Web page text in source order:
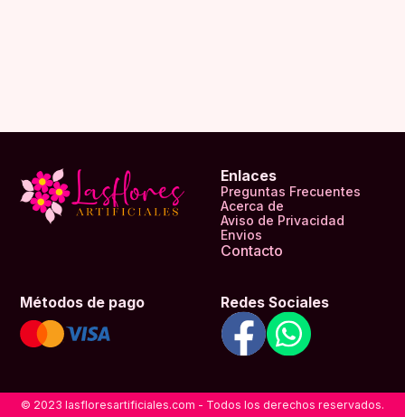
Enlaces
Preguntas Frecuentes
Acerca de
Aviso de Privacidad
Envios
Contacto
Métodos de pago Redes Sociales
© 2023 lasfloresartificiales.com - Todos los derechos reservados.